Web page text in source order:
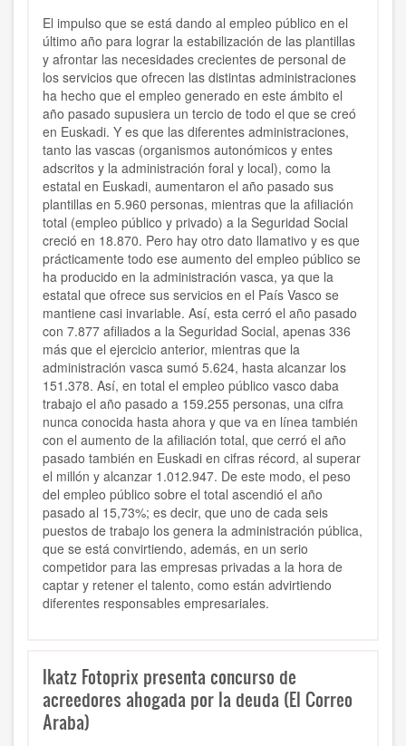
El impulso que se está dando al empleo público en el
último año para lograr la estabilización de las plantillas
y afrontar las necesidades crecientes de personal de
los servicios que ofrecen las distintas administraciones
ha hecho que el empleo generado en este ámbito el
año pasado supusiera un tercio de todo el que se creó
en Euskadi. Y es que las diferentes administraciones,
tanto las vascas (organismos autonómicos y entes
adscritos y la administración foral y local), como la
estatal en Euskadi, aumentaron el año pasado sus
plantillas en 5.960 personas, mientras que la afiliación
total (empleo público y privado) a la Seguridad Social
creció en 18.870. Pero hay otro dato llamativo y es que
prácticamente todo ese aumento del empleo público se
ha producido en la administración vasca, ya que la
estatal que ofrece sus servicios en el País Vasco se
mantiene casi invariable. Así, esta cerró el año pasado
con 7.877 afiliados a la Seguridad Social, apenas 336
más que el ejercicio anterior, mientras que la
administración vasca sumó 5.624, hasta alcanzar los
151.378. Así, en total el empleo público vasco daba
trabajo el año pasado a 159.255 personas, una cifra
nunca conocida hasta ahora y que va en línea también
con el aumento de la afiliación total, que cerró el año
pasado también en Euskadi en cifras récord, al superar
el millón y alcanzar 1.012.947. De este modo, el peso
del empleo público sobre el total ascendió el año
pasado al 15,73%; es decir, que uno de cada seis
puestos de trabajo los genera la administración pública,
que se está convirtiendo, además, en un serio
competidor para las empresas privadas a la hora de
captar y retener el talento, como están advirtiendo
diferentes responsables empresariales.
Ikatz Fotoprix presenta concurso de
acreedores ahogada por la deuda (El Correo
Araba)